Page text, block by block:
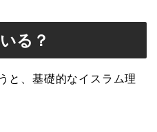
る？
と、基礎的なイスラム理